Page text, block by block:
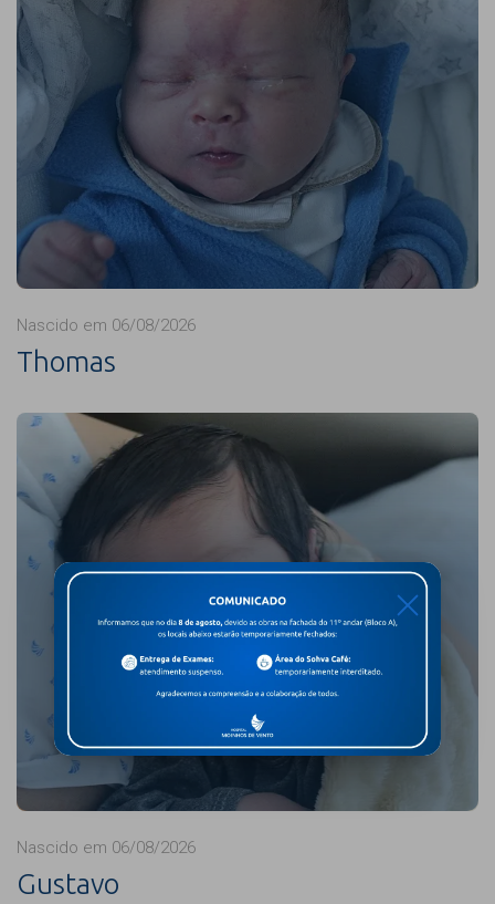
Nascido em 06/08/2026
Thomas
Nascido em 06/08/2026
Gustavo
X